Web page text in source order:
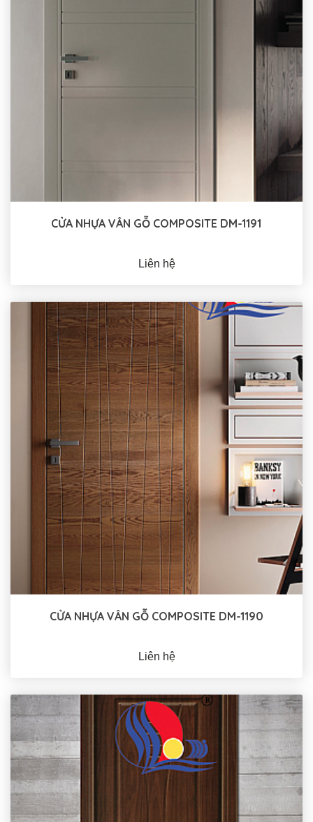
CỬA NHỰA VÂN GỖ COMPOSITE DM-1191
Liên hệ
CỬA NHỰA VÂN GỖ COMPOSITE DM-1190
Liên hệ